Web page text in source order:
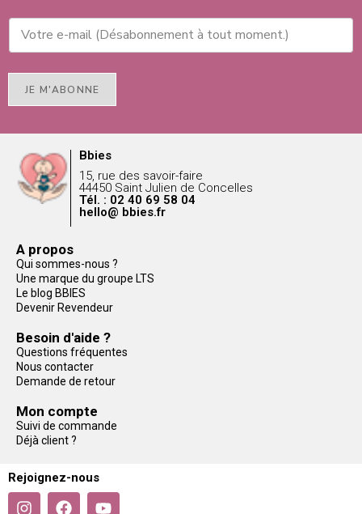
JE M'ABONNE
Bbies
15, rue des savoir-faire
44450 Saint Julien de Concelles
Tél. : 02 40 69 58 04
hello@ bbies.fr
A propos
Qui sommes-nous ?
Une marque du groupe LTS
Le blog BBIES
Devenir Revendeur
Besoin d'aide ?
Questions fréquentes
Nous contacter
Demande de retour
Mon compte
Suivi de commande
Déjà client ?
Rejoignez-nous